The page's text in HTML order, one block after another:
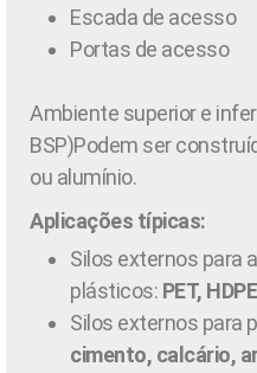
Escada de acesso
Portas de acesso
Ambiente superior e
BSP)Podem ser
ou alumínio.
Aplicações típicas:
Silos externos para
plásticos: PET,
Silos externos para
cimento, calcário,